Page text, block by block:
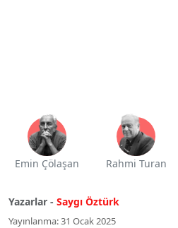
Emin Çölaşan Rahmi Turan
Yazarlar - Saygı Öztürk
Yayınlanma: 31 Ocak 2025